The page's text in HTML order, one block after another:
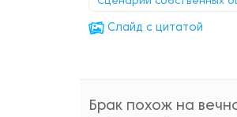
Cлайд с цитатой
Брак похож на